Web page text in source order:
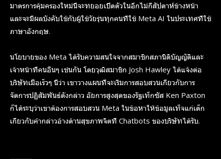
มาตรการคุ้มครองใหม่นี้จะทยอยเปิดตัวในอีกไม่กี่สัปดาห์ข้างหน้า
และจะมีผลบังคับใช้กับผู้ใช้วัยรุ่นทุกคนที่ใช้ Meta AI ในประเทศที่ใช้
ภาษาอังกฤษ.
นโยบายของ Meta ได้รับความสนใจจากสมาชิกสภานิติบัญญัติและ
เจ้าหน้าที่คนอื่นๆ เช่นกัน โดยวุฒิสมาชิก Josh Hawley ได้แจ้งต่อ
บริษัทเมื่อเร็วๆ นี้ว่า เขาวางแผนที่จะเริ่มการสอบสวนเกี่ยวกับการ
จัดการปฏิสัมพันธ์ดังกล่าว อัยการสูงสุดของรัฐเท็กซัส Ken Paxton
ก็ได้ระบุว่าเขาต้องการสอบสวน Meta ในข้อหาให้ข้อมูลเท็จแก่เด็ก
เกี่ยวกับคำกล่าวอ้างด้านสุขภาพจิตที่ Chatbots ของบริษัทได้รับ.